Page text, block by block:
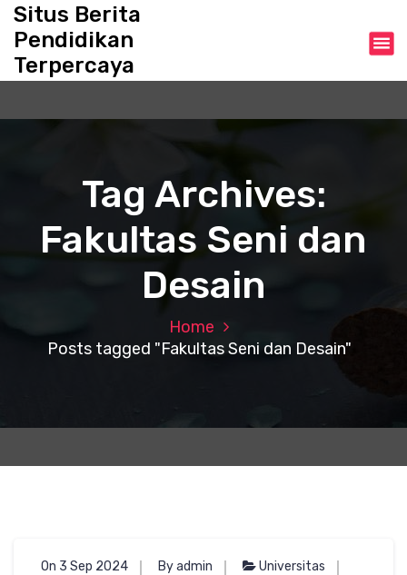
Situs Berita
Pendidikan
Terpercaya
Tag Archives:
Fakultas Seni dan
Desain
Home
Posts tagged "Fakultas Seni dan Desain"
On 3 Sep 2024 By admin
Universitas